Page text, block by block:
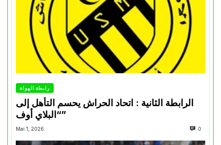
رابطة الهواة
الرابطة الثانية : اتحاد الحراش يحسم التأهل إلى
“البلاي أوف”
Mai 1, 2026 0